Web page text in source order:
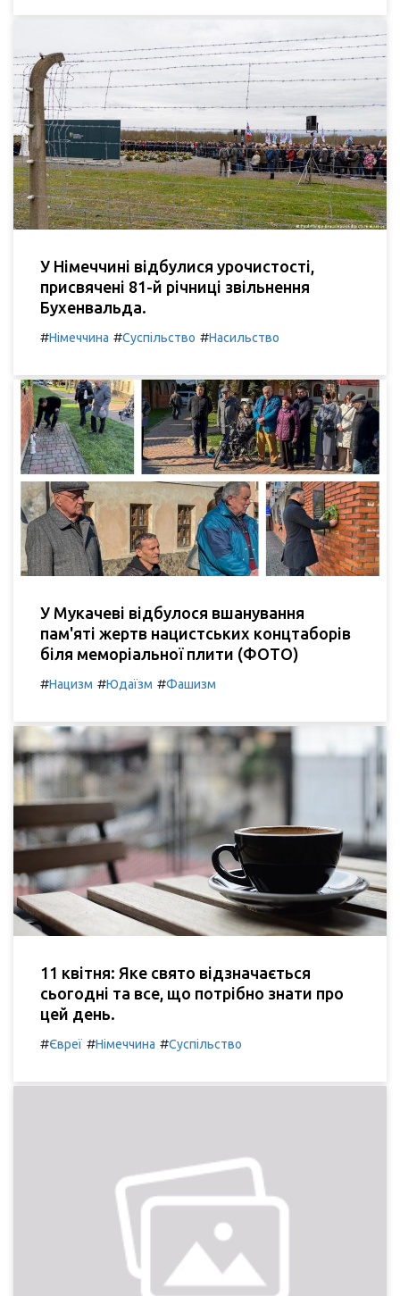
У Німеччині відбулися урочистості,
присвячені 81-й річниці звільнення
Бухенвальда.
#Німеччина #Суспільство #Насильство
У Мукачеві відбулося вшанування
пам'яті жертв нацистських концтаборів
біля меморіальної плити (ФОТО)
#Нацизм #Юдаїзм #Фашизм
11 квітня: Яке свято відзначається
сьогодні та все, що потрібно знати про
цей день.
#Євреї #Німеччина #Суспільство